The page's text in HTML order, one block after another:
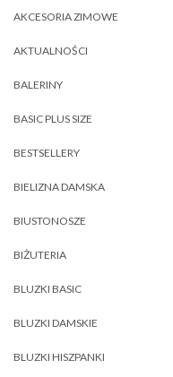
AKCESORIA ZIMOWE
AKTUALNOŚCI
BALERINY
BASIC PLUS SIZE
BESTSELLERY
BIELIZNA DAMSKA
BIUSTONOSZE
BIŻUTERIA
BLUZKI BASIC
BLUZKI DAMSKIE
BLUZKI HISZPANKI